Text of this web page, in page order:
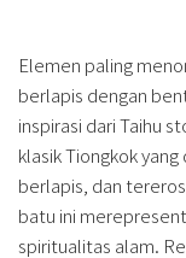
Elemen paling
berlapis dengan
inspirasi dari Taihu
klasik Tiongkok
berlapis, dan
batu ini
spiritualitas alam.